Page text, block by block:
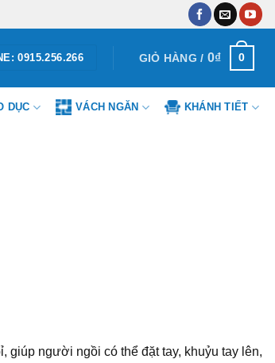
0915.256.266 GIỎ HÀNG / 0₫ 0
DỤC VÁCH NGĂN KHÁNH TIẾT
giúp người ngồi có thể đặt tay, khuỷu tay lên,